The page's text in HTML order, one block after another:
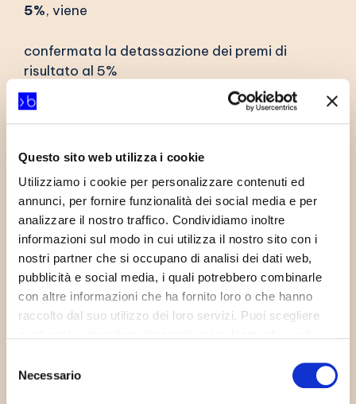
Questo sito web utilizza i cookie
Utilizziamo i cookie per personalizzare contenuti ed
annunci, per fornire funzionalità dei social media e per
analizzare il nostro traffico. Condividiamo inoltre
informazioni sul modo in cui utilizza il nostro sito con i
nostri partner che si occupano di analisi dei dati web,
pubblicità e social media, i quali potrebbero combinarle
con altre informazioni che ha fornito loro o che hanno
raccolto dal suo utilizzo dei loro servizi. Puoi scegliere
i cookie; Clicca su “accetta selezionati” per accettare
solamente i cookie che hai deciso di voler installare.
delNecessario
5%, viene
confermata la detassazione dei premi di
risultato al 5%
Infine, con riferimento ai fringe benefit si
nel corso
della conferenza stampa svoltasi all’esito
dell’approvazione della Manovra, che la misura
venga
resa strutturale, ma sul punto si attende
conferma ufficiale) la misura agevolativa
prevista dal
2024: il limite di esenzione fiscale e